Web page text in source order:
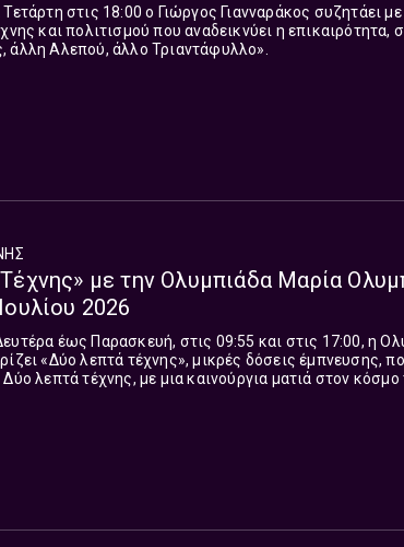
στις 18:00 ο Γιώργος Γιανναράκος συζητάει
και πολιτισμού που αναδεικνύει η επικαιρότητα,
άλλη Αλεπού, άλλο Τριαντάφυλλο».
με την Ολυμπιάδα Μαρία
2026
έως Παρασκευή, στις 09:55 και στις 17:00, η
«Δύο λεπτά τέχνης», μικρές δόσεις έμπνευσης,
λεπτά τέχνης, με μια καινούργια ματιά στον κόσμο